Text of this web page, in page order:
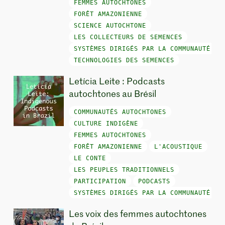
FEMMES AUTOCHTONES
FORÊT AMAZONIENNE
SCIENCE AUTOCHTONE
LES COLLECTEURS DE SEMENCES
SYSTÈMES DIRIGÉS PAR LA COMMUNAUTÉ
TECHNOLOGIES DES SEMENCES
Letícia Leite : Podcasts
autochtones au Brésil
COMMUNAUTÉS AUTOCHTONES
CULTURE INDIGÈNE
FEMMES AUTOCHTONES
FORÊT AMAZONIENNE
L'ACOUSTIQUE
LE CONTE
LES PEUPLES TRADITIONNELS
PARTICIPATION
PODCASTS
SYSTÈMES DIRIGÉS PAR LA COMMUNAUTÉ
Les voix des femmes autochtones